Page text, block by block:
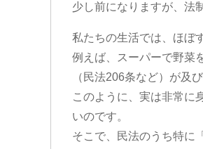
少し前になりますが、法
私たちの生活では、ほぼ
例えば、スーパーで野菜
（民法206条など）が及
このように、実は非常に
いのです。
そこで、民法のうち特に